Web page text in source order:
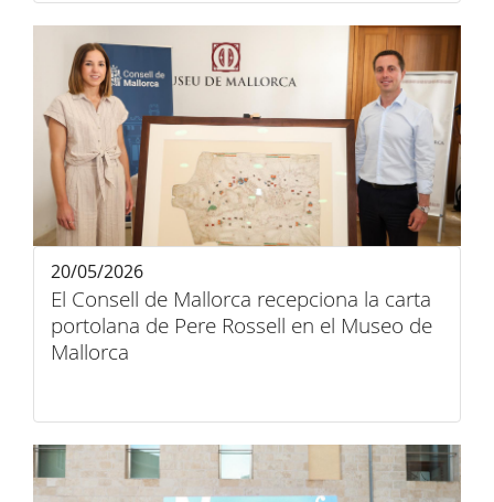
El Consell de Mallorca recepciona la carta
portolana de Pere Rossell en el Museo de
Mallorca
20/05/2026